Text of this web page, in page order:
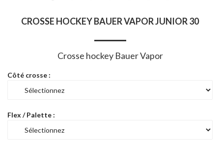
CROSSE HOCKEY BAUER VAPOR JUNIOR 30
Crosse hockey Bauer Vapor
Côté crosse :
Flex / Palette :